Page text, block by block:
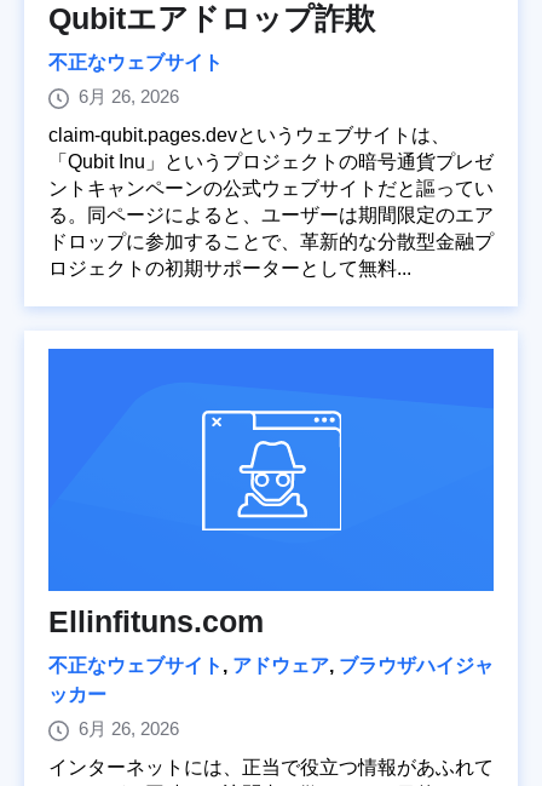
Qubitエアドロップ詐欺
不正なウェブサイト
6月 26, 2026
claim-qubit.pages.devというウェブサイトは、
「Qubit Inu」というプロジェクトの暗号通貨プレゼ
ントキャンペーンの公式ウェブサイトだと謳ってい
る。同ページによると、ユーザーは期間限定のエア
ドロップに参加することで、革新的な分散型金融プ
ロジェクトの初期サポーターとして無料...
Ellinfituns.com
不正なウェブサイト , アドウェア, ブラウザハイジャ
ッカー
6月 26, 2026
インターネットには、正当で役立つ情報があふれて